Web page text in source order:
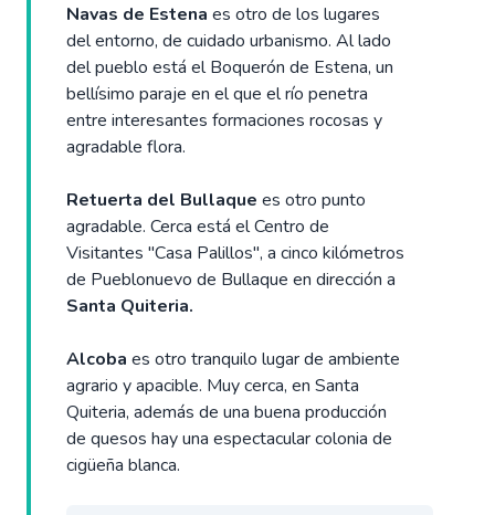
Navas de Estena es otro de los lugares
del entorno, de cuidado urbanismo. Al lado
del pueblo está el Boquerón de Estena, un
bellísimo paraje en el que el río penetra
entre interesantes formaciones rocosas y
agradable flora.
Retuerta del Bullaque es otro punto
agradable. Cerca está el Centro de
Visitantes "Casa Palillos", a cinco kilómetros
de Pueblonuevo de Bullaque en dirección a
Santa Quiteria.
Alcoba es otro tranquilo lugar de ambiente
agrario y apacible. Muy cerca, en Santa
Quiteria, además de una buena producción
de quesos hay una espectacular colonia de
cigüeña blanca.